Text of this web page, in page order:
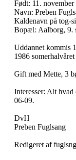
Født: 11.
Navn: Preben
Kaldenavn på tog-
Bopæl: Aalborg, 9.
Uddannet kommis
1986
Gift med Mette, 3
Interesser: Alt hvad
06-09.
DvH
Preben Fuglsang
Redigeret af